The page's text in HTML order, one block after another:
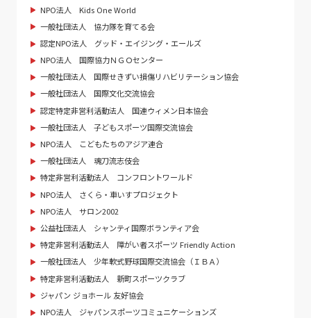
NPO法人 Kids One World
一般社団法人 協力隊を育てる会
認定NPO法人 グッド・エイジング・エールズ
NPO法人 国際協力ＮＧＯセンター
一般社団法人 国際せきずい損傷リハビリテーション協会
一般社団法人 国際文化交流協会
認定特定非営利活動法人 国連ウィメン日本協会
一般社団法人 子どもスポーツ国際交流協会
NPO法人 こどもたちのアジア連合
一般社団法人 魂刀流志伎会
特定非営利活動法人 コンフロントワールド
NPO法人 さくら・車いすプロジェクト
NPO法人 サロン2002
公益社団法人 シャンティ国際ボランティア会
特定非営利活動法人 障がい者スポーツ Friendly Action
一般社団法人 少年軟式野球国際交流協会（ＩＢＡ）
特定非営利活動法人 新町スポーツクラブ
ジャパン ジョホール 友好協会
NPO法人 ジャパンスポーツコミュニケーションズ